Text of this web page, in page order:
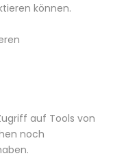
können.
auf Tools von
noch